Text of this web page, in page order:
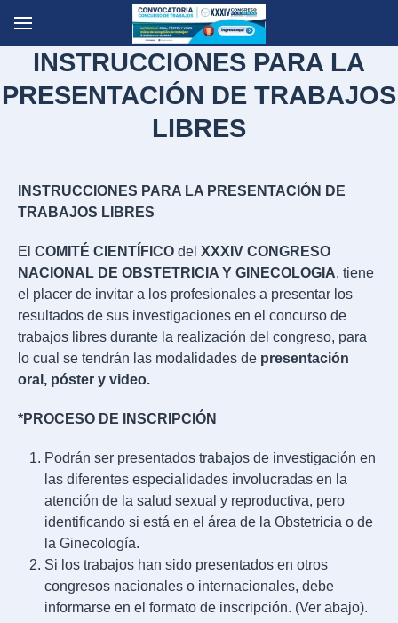
Skip to main content
INSTRUCCIONES PARA LA
PRESENTACIÓN DE TRABAJOS
LIBRES
INSTRUCCIONES PARA LA PRESENTACIÓN DE
TRABAJOS LIBRES
El COMITÉ CIENTÍFICO del XXXIV CONGRESO
NACIONAL DE OBSTETRICIA Y GINECOLOGIA, tiene
el placer de invitar a los profesionales a presentar los
resultados de sus investigaciones en el concurso de
trabajos libres durante la realización del congreso, para
lo cual se tendrán las modalidades de presentación
oral, póster y video.
*PROCESO DE INSCRIPCIÓN
Podrán ser presentados trabajos de investigación en
las diferentes especialidades involucradas en la
atención de la salud sexual y reproductiva, pero
identificando si está en el área de la Obstetricia o de
la Ginecología.
Si los trabajos han sido presentados en otros
congresos nacionales o internacionales, debe
informarse en el formato de inscripción. (Ver abajo).